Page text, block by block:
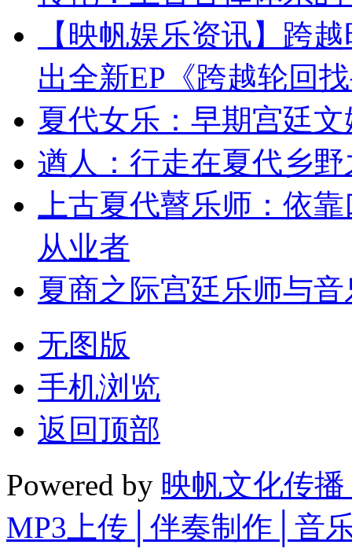
【映帆娱乐资讯】跨
出全新EP《跨越轮回
夏代女乐：早期宫廷
遒人：行走在夏代乡
上古夏代瞽乐师：依
从业者
夏商之际宫廷乐师与
无图版
手机浏览
返回顶部
Powered by 映帆文化传
MP3上传│伴奏制作│音